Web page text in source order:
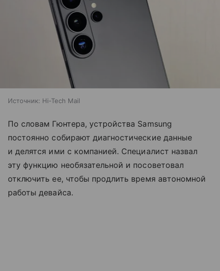
Источник: Hi-Tech Mail
По словам Гюнтера, устройства Samsung
постоянно собирают диагностические данные
и делятся ими с компанией. Специалист назвал
эту функцию необязательной и посоветовал
отключить ее, чтобы продлить время автономной
работы девайса.